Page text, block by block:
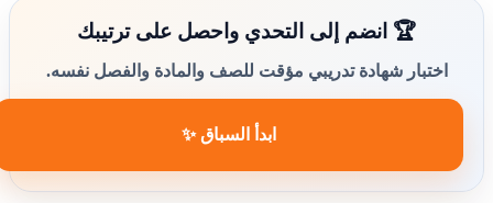
🏆 انضم إلى التحدي واحصل على ترتيبك
اختبار شهادة تدريبي مؤقت للصف والمادة والفصل نفسه.
ابدأ السباق ✨